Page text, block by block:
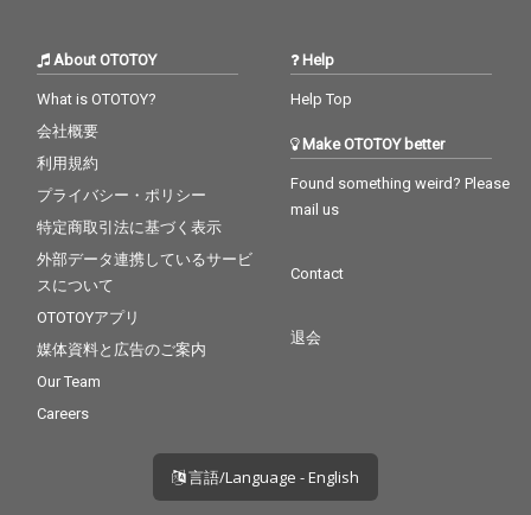
About OTOTOY
What is OTOTOY?
会社概要
利用規約
プライバシー・ポリシー
特定商取引法に基づく表示
外部データ連携しているサービ
スについて
OTOTOYアプリ
媒体資料と広告のご案内
Our Team
Careers
Help
Help Top
Make OTOTOY better
Found something weird? Please
mail us
Contact
退会
言語/Language - English